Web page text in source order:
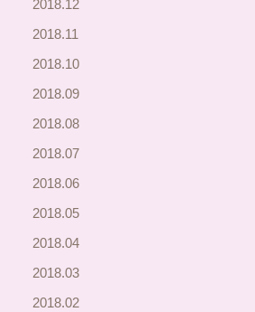
2018.12
2018.11
2018.10
2018.09
2018.08
2018.07
2018.06
2018.05
2018.04
2018.03
2018.02